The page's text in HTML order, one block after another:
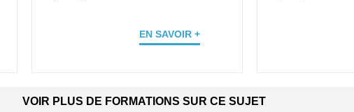
EN SAVOIR +
VOIR PLUS DE FORMATIONS SUR CE SUJET